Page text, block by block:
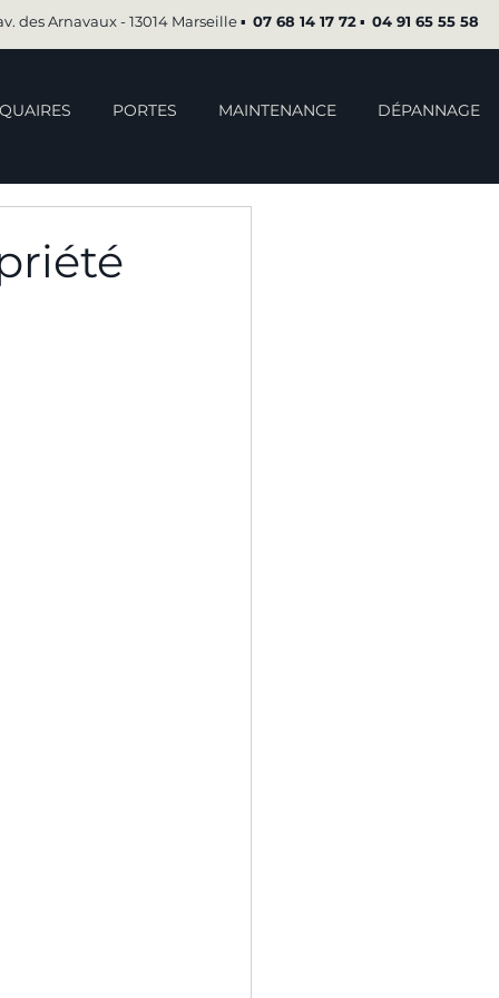
des Arnavaux - 13014 Marseille ▪︎ 07 68 14 17 72▪︎ 04 91 65 55 58
PORTES MAINTENANCE DÉPANNAGE